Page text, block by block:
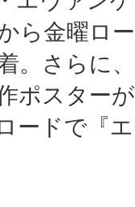
ら金曜ロ
。さらに
ポスター
ードで『